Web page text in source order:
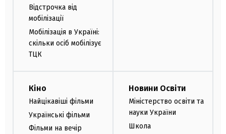
Відстрочка від
мобілізації
Мобілізація в Україні:
скільки осіб мобілізує
ТЦК
Кіно
Найцікавіші фільми
Українські фільми
Фільми на вечір
Новини Освіти
Міністерство освіти та
науки України
Школа